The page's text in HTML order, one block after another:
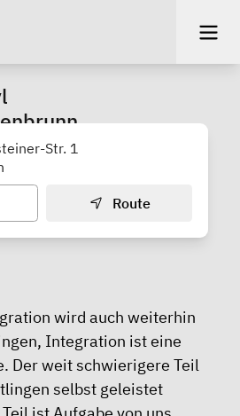
Str. 1
Route
wird auch weiterhin
Integration ist eine
Der weit schwierigere Teil
selbst geleistet